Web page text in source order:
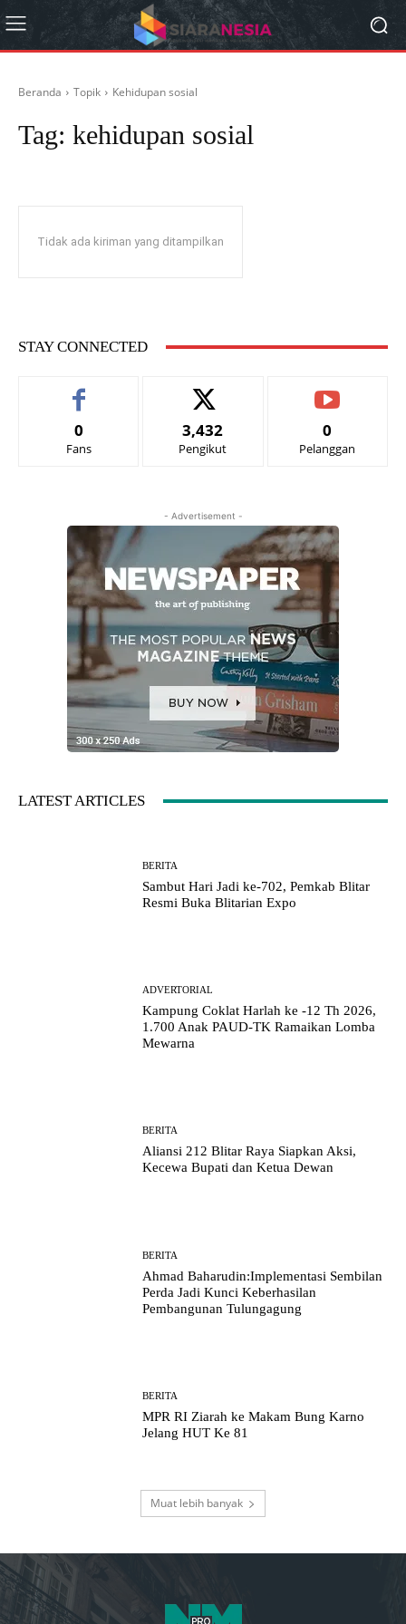
Beranda Topik Kehidupan sosial
Tag: kehidupan sosial
Tidak ada kiriman yang ditampilkan
STAY CONNECTED
0
Fans
3,432
Pengikut
0
Pelanggan
- Advertisement -
LATEST ARTICLES
BERITA
Sambut Hari Jadi ke-702, Pemkab Blitar
Resmi Buka Blitarian Expo
ADVERTORIAL
Kampung Coklat Harlah ke -12 Th 2026,
1.700 Anak PAUD-TK Ramaikan Lomba
Mewarna
BERITA
Aliansi 212 Blitar Raya Siapkan Aksi,
Kecewa Bupati dan Ketua Dewan
BERITA
Ahmad Baharudin:Implementasi Sembilan
Perda Jadi Kunci Keberhasilan
Pembangunan Tulungagung
BERITA
MPR RI Ziarah ke Makam Bung Karno
Jelang HUT Ke 81
Muat lebih banyak